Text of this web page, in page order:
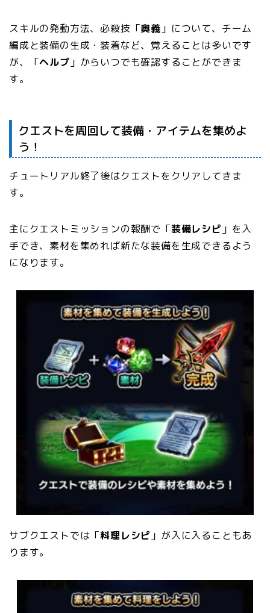
スキルの発動方法、必殺技「奥義 」について、チーム
編成と装備の生成・装着など、覚えることは多いです
が、「ヘルプ 」からいつでも確認することができま
す。
クエストを周回して装備・アイテムを集めよ
う！
チュートリアル終了後はクエストをクリアしてきま
す。
主にクエストミッションの報酬で「装備レシピ 」を入
手でき、素材を集めれば新たな装備を生成できるよう
になります。
サブクエストでは「料理レシピ 」が入に入ることもあ
ります。